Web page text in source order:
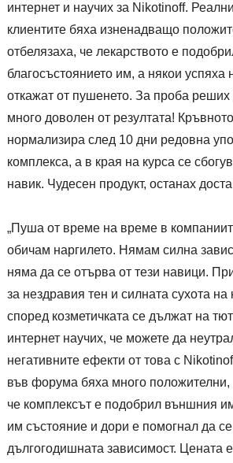
интернет и научих за Nikotinoff.
клиентите бяха изненадващо
отбелязаха, че лекарството е
благосъстоянието им, а някои успяха
откажат от пушенето. За проба
много доволен от резултата!
нормализира след 10 дни редовна
комплекса, а в края на курса се
навик. Чудесен продукт, останах
„Пуша от време на време в
обичам наргилето. Нямам силна
няма да се отърва от тези навици.
за нездравия тен и силната сухота на
според козметичката се дължат на
интернет научих, че можете да
негативните ефекти от това с
във форума бяха много положителни,
че комплексът е подобрил външния
им състояние и дори е помогнал да
дългогодишната зависимост. Цената